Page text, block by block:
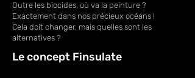
Outre les biocides, où va la peinture ?
Exactement dans nos précieux océans !
Cela doit changer, mais quelles sont les
alternatives ?
Le concept Finsulate